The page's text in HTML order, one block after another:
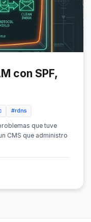
con SPF,
#rdns
que tuve
CMS que administro